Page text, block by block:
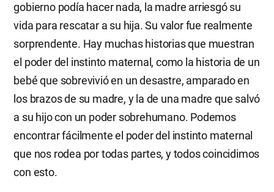
gobierno podía hacer nada, la madre arriesgó su
vida para rescatar a su hija. Su valor fue realmente
sorprendente. Hay muchas historias que muestran
el poder del instinto maternal, como la historia de un
bebé que sobrevivió en un desastre, amparado en
los brazos de su madre, y la de una madre que salvó
a su hijo con un poder sobrehumano. Podemos
encontrar fácilmente el poder del instinto maternal
que nos rodea por todas partes, y todos coincidimos
con esto.